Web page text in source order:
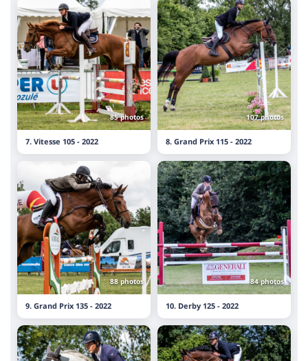
85 photos
7. Vitesse 105 - 2022
107 photos
8. Grand Prix 115 - 2022
88 photos
9. Grand Prix 135 - 2022
84 photos
10. Derby 125 - 2022